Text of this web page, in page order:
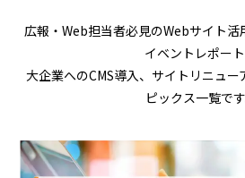
広報・Web担当者必見のWebサイト活
イベントレポー
大企業へのCMS導入、サイトリニュ
ピックス一覧です